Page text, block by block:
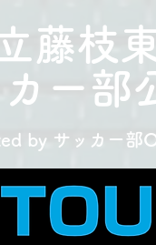
藤枝
ー部
by サッカー部